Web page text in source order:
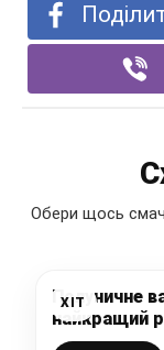
Обери щось
ХІТ
Полуничне
найкращий